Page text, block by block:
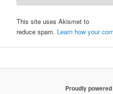
This site uses Akismet to
reduce spam. Learn how your
Proudly